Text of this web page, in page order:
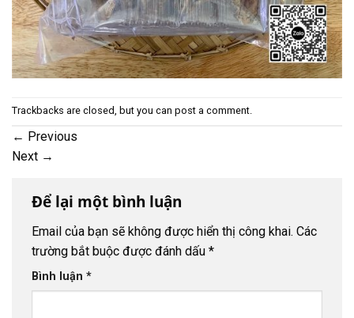
Trackbacks are closed, but you can post a comment.
← Previous
Next →
Để lại một bình luận
Email của bạn sẽ không được hiển thị công khai. Các
trường bắt buộc được đánh dấu *
Bình luận *